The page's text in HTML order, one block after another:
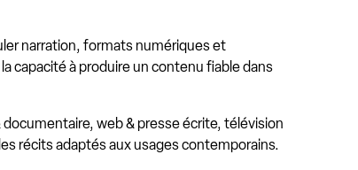
narration, formats numériques et
capacité à produire un contenu fiable dans
web & presse écrite, télévision
récits adaptés aux usages contemporains.